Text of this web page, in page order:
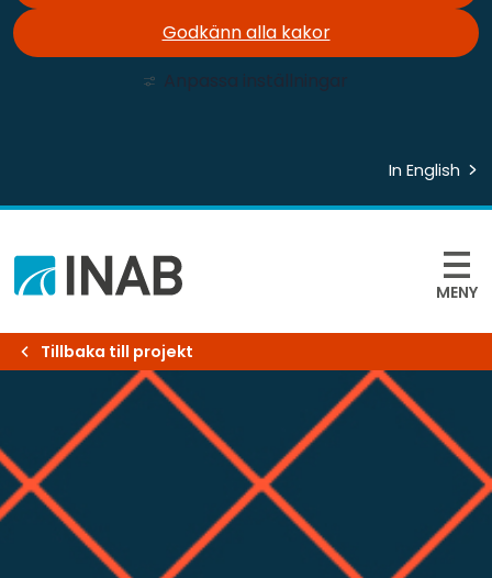
Godkänn alla kakor
In English
MENY
Tillbaka till projekt